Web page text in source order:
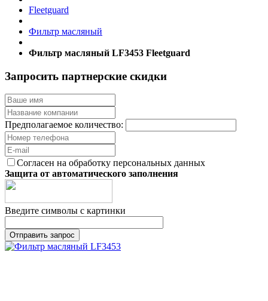
Fleetguard
Фильтр масляный
Фильтр масляный LF3453 Fleetguard
Запросить партнерские скидки
Предполагаемое количество:
Согласен на обработку персональных данных
Защита от автоматического заполнения
Введите символы с картинки